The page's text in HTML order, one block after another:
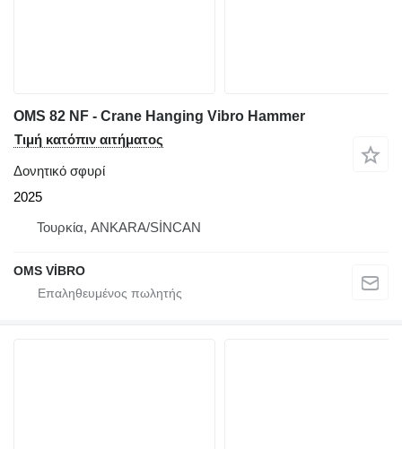
OMS 82 NF - Crane Hanging Vibro Hammer
Τιμή κατόπιν αιτήματος
Δονητικό σφυρί
2025
Τουρκία, ANKARA/SİNCAN
OMS VİBRO